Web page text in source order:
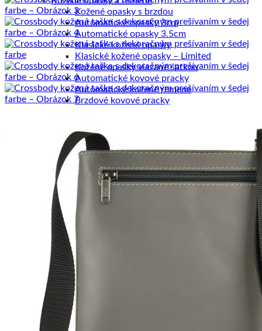
Kožené opasky s brzdou
Automatické opasky 3cm
Automatické opasky 3.5cm
Klasické kožené opasky
Klasické kožené opasky – Limited
Kožené opasky viazané šatkou
Automatické kovové pracky
Automatické kožené remene
Brzdové kovové pracky
Klasické kožené remene
Dámske výrobky
Dámske diáre
Dámske etuje
Dámske tašky
Dámske aktovky
Dámske kabelky
Dámske ruksaky
Dámske spisovky
Pánske výrobky